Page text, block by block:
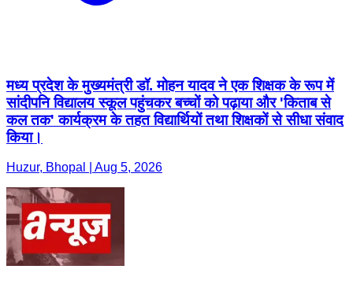
मध्य प्रदेश के मुख्यमंत्री डॉ. मोहन यादव ने एक शिक्षक के रूप में
सांदीपनि विद्यालय स्कूल पहुंचकर बच्चों को पढ़ाया और 'किताब से
कल तक' कार्यक्रम के तहत विद्यार्थियों तथा शिक्षकों से सीधा संवाद
किया।
Huzur, Bhopal | Aug 5, 2026